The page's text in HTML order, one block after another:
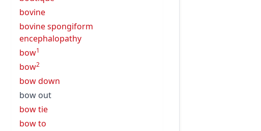
bovine
bovine spongiform
encephalopathy
bow1
bow2
bow down
bow out
bow tie
bow to